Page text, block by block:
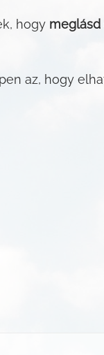
hogy meglásd
az, hogy